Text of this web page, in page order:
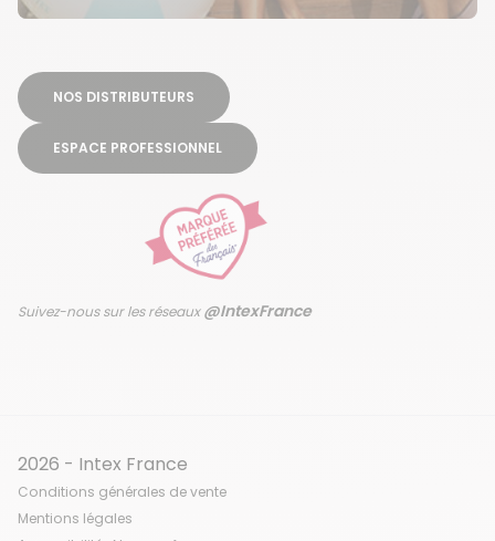
NOS DISTRIBUTEURS
ESPACE PROFESSIONNEL
Suivez-nous sur les réseaux@IntexFrance
2026 - Intex France
Conditions générales de vente
Mentions légales